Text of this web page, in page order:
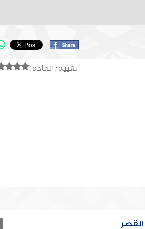
تقييم المادة: